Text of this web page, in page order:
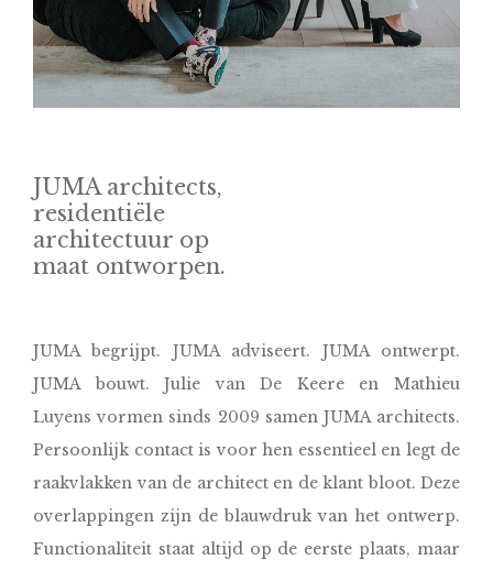
JUMA architects,
residentiële
architectuur op
maat ontworpen.
JUMA begrijpt. JUMA adviseert. JUMA ontwerpt.
JUMA bouwt. Julie van De Keere en Mathieu
Luyens vormen sinds 2009 samen JUMA architects.
Persoonlijk contact is voor hen essentieel en legt de
raakvlakken van de architect en de klant bloot. Deze
overlappingen zijn de blauwdruk van het ontwerp.
Functionaliteit staat altijd op de eerste plaats, maar